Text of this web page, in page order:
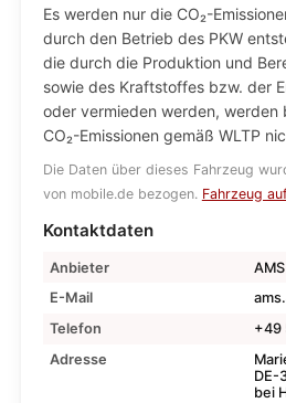
Es werden nur die CO₂-
durch den Betrieb des PKW
die durch die Produktion und
sowie des Kraftstoffes bzw. der
oder vermieden werden, werden
CO₂-Emissionen gemäß WLTP
Die Daten über dieses Fahrzeug
von mobile.de bezogen. Fahrzeug
Kontaktdaten
Anbieter
E-Mail
Telefon
+49
Adresse
DE-
bei